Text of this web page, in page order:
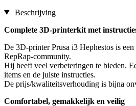
Beschrijving
Complete 3D-printerkit met
De 3D-printer Prusa i3 Hephestos is
RepRap-community.
Hij heeft veel verbeteringen te bieden.
items en de juiste instructies.
De prijs/kwaliteitsverhouding is bijna
Comfortabel, gemakkelijk en veilig